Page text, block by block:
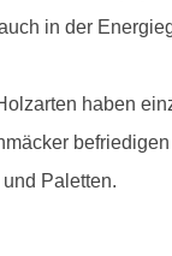
in der
haben
Paletten.